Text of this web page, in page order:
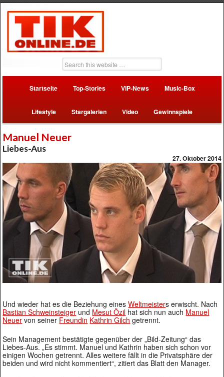
Startseite Top-Stories VIP-News Music-Box
Lifestyle Stargalerien Video Gewinnspiele
Manuel Neuer
Liebes-Aus
27. Oktober 2014
Und wieder hat es die Beziehung einesWeltmeisters erwischt. Nach
Bastian Schweinsteiger und Mesut Özil hat sich nun auch Manuel
Neuer von seiner Freundin Kathrin Gilch getrennt.
Sein Management bestätigte gegenüber der „Bild-Zeitung“ das
Liebes-Aus. „Es stimmt. Manuel und Kathrin haben sich schon vor
einigen Wochen getrennt. Alles weitere fällt in die Privatsphäre der
beiden und wird nicht kommentiert“, zitiert das Blatt den Manager.